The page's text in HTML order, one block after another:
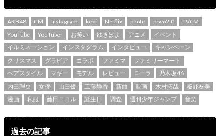
AKB48 CM Instagram koki Netflix photo povo2.0
TVCM
YouTube
YouTuber お笑い ゆきぽよ アニメ
イベント
イルミネーション
インスタグラム インタビュー
キャンペーン
クリスマス
グラビア コラボ ファミマ
ファミリーマート
ヘアスタイル
マギー モデル レビュー ローラ
乃木坂46
内田理央
女優 山田優 工藤静香 新曲 映画 木村拓哉
板野友美
漫画
私服 藤田ニコル 誕生日 調査 週刊少年ジャンプ 音楽
過去の記事